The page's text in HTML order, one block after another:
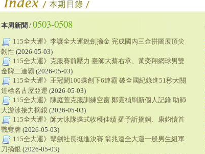
本周新聞 / 0503-0508
115全大運》李讓全大運銳劍摘金 完成國內三金拼圖展頂尖
韌性 (2026-05-03)
115全大運》克服賽前壓力 臺師大蔡右承、黃奕翔網球男雙
金牌二連霸 (2026-05-03)
115全大運》王冠閎100蝶創下6連霸 破全國紀錄進51秒大關
達標名古屋亞運 (2026-05-03)
115全大運》陳庭萱克服訓練空窗 鄭雲禎刷新個人記錄 助師
大游泳接力摘銀 (2026-05-03)
115全大運》師大泳隊蝶式收穫佳績 羅予訢摘銅、康鈞愷首
戰奪牌 (2026-05-03)
115全大運》擊劍社長挺進決賽 翁兆逵全大運一般男生組軍
刀摘銀 (2026-05-03)